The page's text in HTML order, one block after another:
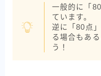
一般的に「
ています。
逆に「80点
る場合もあ
う！